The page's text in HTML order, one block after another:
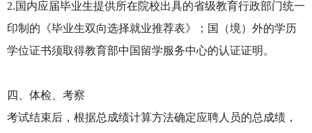
2.国内应届毕业生提供所在院校出具的省级教育行政部门统一
印制的《毕业生双向选择就业推荐表》；国（境）外的学历
学位证书须取得教育部中国留学服务中心的认证证明。
四、体检、考察
考试结束后，根据总成绩计算方法确定应聘人员的总成绩，